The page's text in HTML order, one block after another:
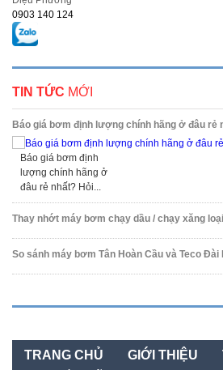
0903 140 124
TIN TỨC MỚI
Báo giá bơm định lượng chính hãng ở đâu rẻ
Báo giá bơm định
lượng chính hãng ở
đâu rẻ nhất? Hỏi...
Thay nhớt máy bơm chạy dầu / chạy xăng
So sánh máy bơm Tân Hoàn Cầu và Teco
TRANG CHỦ GIỚI THIỆU